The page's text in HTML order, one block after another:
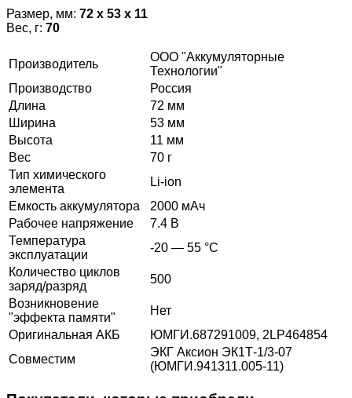
Размер, мм: 72 x 53 x 11
Вес, г: 70
Производитель
ООО "Аккумуляторные
Технологии"
Производство
Россия
Длина
72 мм
Ширина
53 мм
Высота
11 мм
Вес
70 г
Тип химического
элемента
Li-ion
Емкость аккумулятора
2000 мАч
Рабочее напряжение
7.4 В
Температура
эксплуатации
-20 — 55 °C
Количество циклов
заряд/разряд
500
Возникновение
"эффекта памяти"
Нет
Оригинальная АКБ
ЮМГИ.687291009, 2LP464854
Совместим
ЭКГ Аксион ЭК1Т-1/3-07
(ЮМГИ.941311.005-11)